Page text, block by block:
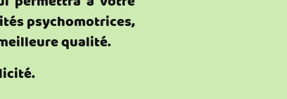
psychomotrices,
qualité.